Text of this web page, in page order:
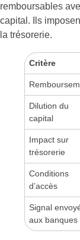
remboursables
capital. Ils
la trésorerie.
Critère
Dilution du
capital
Impact sur
trésorerie
Conditions
d’accès
Signal
aux banques